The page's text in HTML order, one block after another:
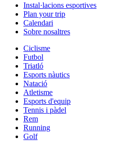
Instal·lacions esportives
Plan your trip
Calendari
Sobre nosaltres
Ciclisme
Futbol
Triatló
Esports nàutics
Natació
Atletisme
Esports d'equip
Tennis i pàdel
Rem
Running
Golf